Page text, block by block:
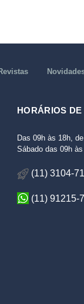
HORÁRIOS
Das 09h às 18h,
Sábado das 09h
(11) 3104-
(11) 91215-